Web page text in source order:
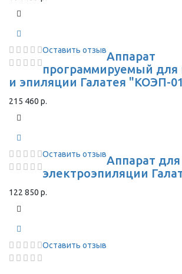
Оставить отзывАппарат
программируемый для
и эпиляции Галатея "КОЭП-
215 460 р.
Оставить отзывАппарат для
электроэпиляции
122 850 р.
Оставить отзыв